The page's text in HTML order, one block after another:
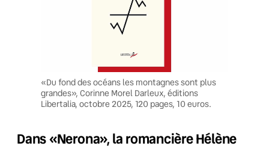
«Du fond des océans les montagnes sont plus
grandes», Corinne Morel Darleux, éditions
Libertalia, octobre 2025, 120 pages, 10 euros.
Dans «Nerona», la romancière Hélène